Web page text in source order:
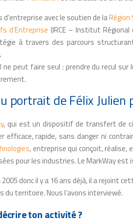
d’entreprise avec le soutien de laRégion
d’Entreprise (IRCE – Institut Régional
à travers des parcours
ne peut faire seul : prendre du recul
portrait de Félix Julien
, qui est un dispositif de transfert de
efficace, rapide, sans danger ni
, entreprise qui conçoit,
pour les industries. Le MarkWay est
2005 donc il y a 16 ans déjà, il a rejoint
territoire. Nous l’avons interviewé.
ton activité ?